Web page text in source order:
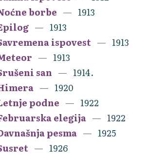
borbe
1913
1913
ispovest
1913
1913
san
1914.
1920
podne
1922
elegija
1922
pesma
1925
1926